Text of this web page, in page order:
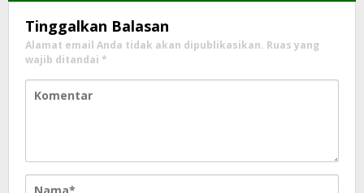
Tinggalkan Balasan
Alamat email Anda tidak akan dipublikasikan. Ruas yang
wajib ditandai *